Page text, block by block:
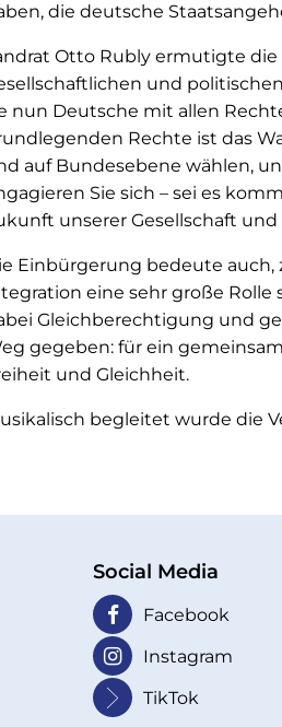
die deutsche
Otto Rubly ermutigte
und
nun Deutsche mit allen
Rechte ist das
auf Bundesebene wählen,
Sie sich – sei es
unserer Gesellschaft
Einbürgerung bedeute auch,
eine sehr große Rolle
Gleichberechtigung und
gegeben: für ein
und Gleichheit.
begleitet wurde die
Social Media
Facebook
Instagram
TikTok